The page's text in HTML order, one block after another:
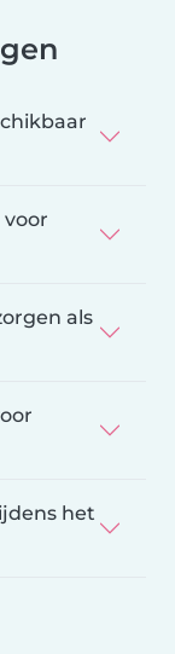
als
het